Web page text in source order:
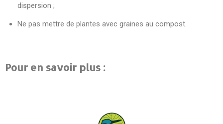
dispersion ;
Ne pas mettre de plantes avec graines au compost.
Pour en savoir plus :